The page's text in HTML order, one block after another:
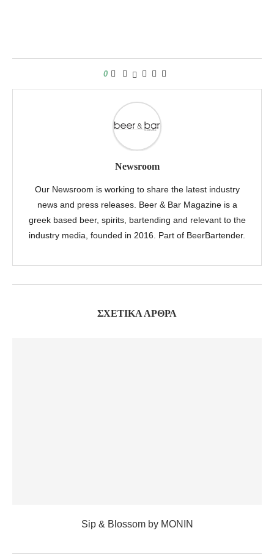
0
Newsroom
Our Newsroom is working to share the latest industry
news and press releases. Beer & Bar Magazine is a
greek based beer, spirits, bartending and relevant to the
industry media, founded in 2016. Part of BeerBartender.
ΣΧΕΤΙΚΆ ΆΡΘΡΑ
Sip & Blossom by MONIN